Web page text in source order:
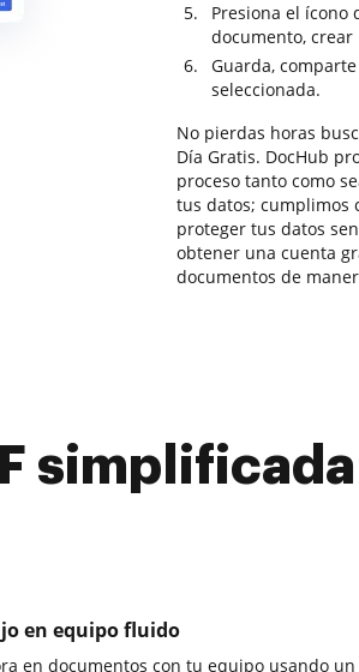
Presiona el ícono
documento,
Guarda,
seleccionada.
No pierdas horas
Día Gratis. DocHub
proceso tanto como
tus datos; cumplimos
proteger tus datos
obtener una cuenta
documentos de
en equipo fluido
en documentos con tu equipo usando un